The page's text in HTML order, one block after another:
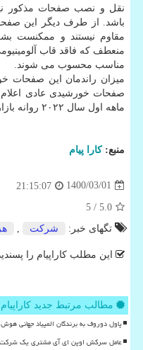
نقل و نصب صفحات مذکور
باشد. از طرف دیگر این
مقاوم نیستند و ممکنست
منعطف که فاقد قاب
مناسب محسوب می شوند.
صفحات خورشیدی عادی
ماهه اول سال ۲۰۲۲ روانه بازار می شوند.
منبع:كارا پیام
1400/03/01
21:15:07
5.0
/ 5
تگهای خبر:
شركت
این مطلب کاراپیام را
مطالب مرتبط جدید کاراپیام
پاول دوروف به برندگان المپیاد جهانی
عامل سرکش اوپن ای آی مشتری یک شرکت